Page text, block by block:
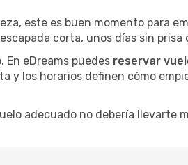
este es buen momento para
corta, unos días sin
En eDreams puedes reservar
y los horarios definen cómo
adecuado no debería llevarte